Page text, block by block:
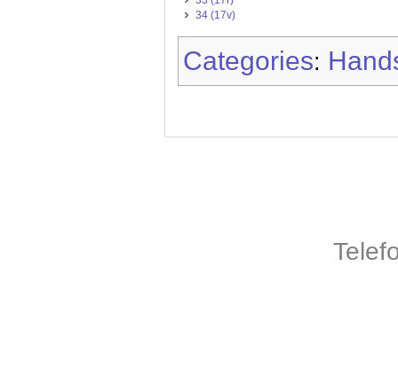
34 (17v)
Categories: